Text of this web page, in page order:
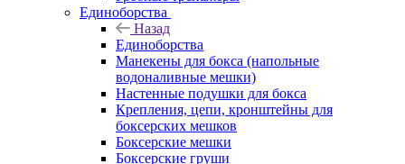
Единоборства
Назад
Единоборства
Манекены для бокса (напольные
водоналивные мешки)
Настенные подушки для бокса
Крепления, цепи, кронштейны для
боксерских мешков
Боксерские мешки
Боксерские груши